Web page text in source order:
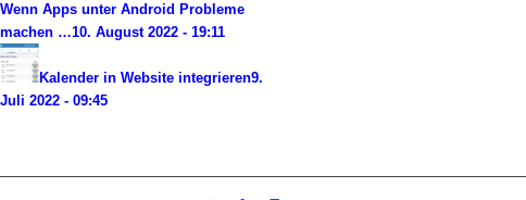
Wenn Apps unter Android Probleme
machen …10. August 2022 - 19:11
Kalender in Website integrieren9.
Juli 2022 - 09:45